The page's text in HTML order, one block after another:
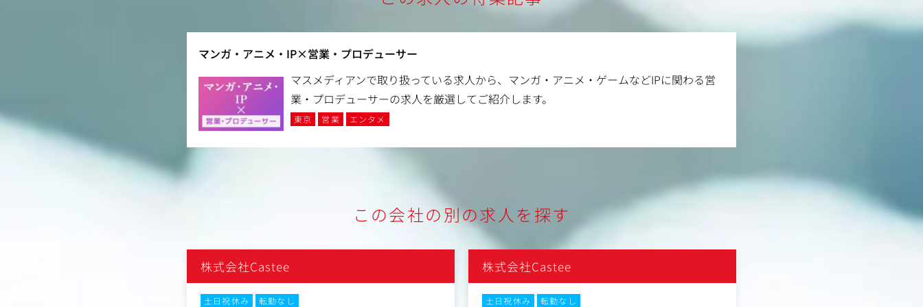
マンガ・アニメ・IP×営業・プロデューサー
マスメディアンで取り扱っている求人から、マンガ・アニメ・ゲームなどIPに関わる営
業・プロデューサーの求人を厳選してご紹介します。
東京 営業 エンタメ
この会社の別の求人を探す
株式会社Castee
土日祝休み 転勤なし
株式会社Castee
土日祝休み 転勤なし